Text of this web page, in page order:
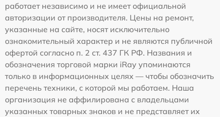
работает независимо и не имеет официальной
авторизации от производителя. Цены на ремонт,
указанные на сайте, носят исключительно
ознакомительный характер и не являются публичной
офертой согласно п. 2 ст. 437 ГК РФ. Названия и
обозначения торговой марки iRay упоминаются
только в информационных целях — чтобы обозначить
перечень техники, с которой мы работаем. Наша
организация не аффилирована с владельцами
указанных товарных знаков и не представляет их